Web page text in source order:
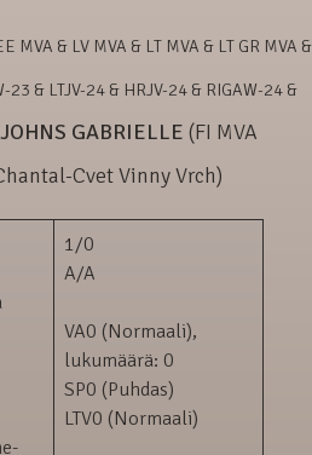
MVA & LV MVA & LT MVA & LT GR MVA &
23 & LTJV-24 & HRJV-24 & RIGAW-24 &
JOHNS GABRIELLE (FI MVA
Cvet Vinny Vrch)
1/0
A/A
VA0 (Normaali),
lukumäärä: 0
SP0 (Puhdas)
LTV0 (Normaali)